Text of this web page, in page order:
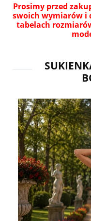
Prosimy przed
swoich wymiarów i
tabelach